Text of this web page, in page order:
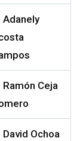
Adanely
Ramón Ceja
David Ochoa